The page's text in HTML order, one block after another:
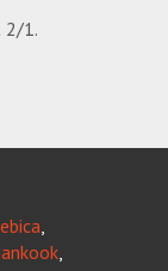
2/1.
,
,